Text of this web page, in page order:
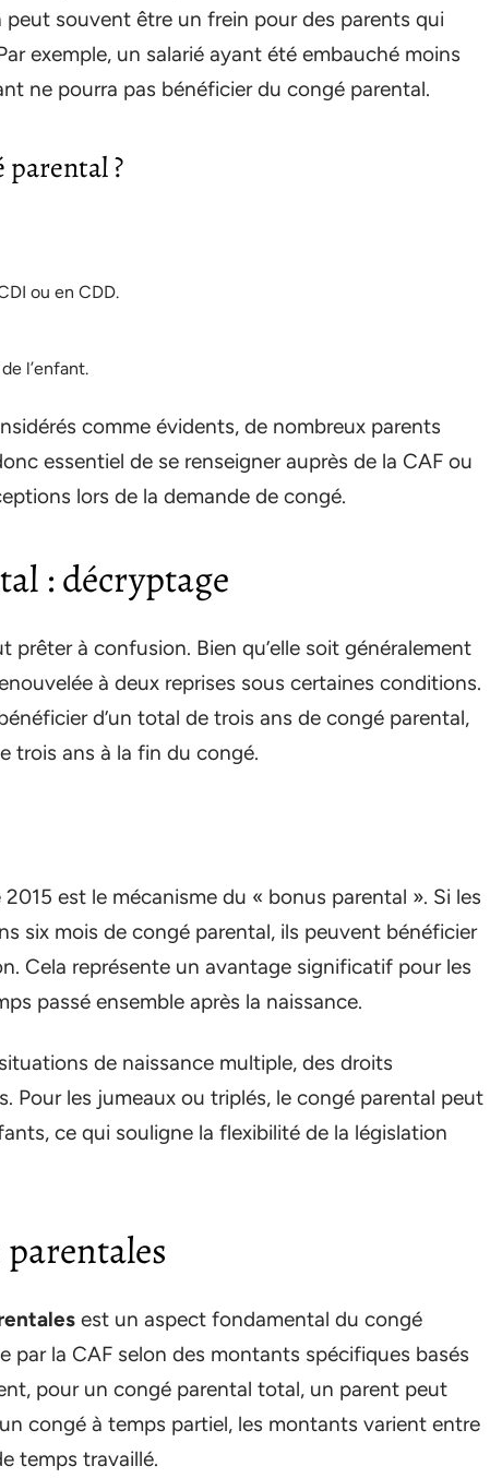
souvent être un frein pour des parents qui
exemple, un salarié ayant été embauché moins
ne pourra pas bénéficier du congé parental.
?
ou en CDD.
l’enfant.
comme évidents, de nombreux parents
essentiel de se renseigner auprès de la CAF ou
lors de la demande de congé.
: décryptage
prêter à confusion. Bien qu’elle soit généralement
à deux reprises sous certaines conditions.
d’un total de trois ans de congé parental,
trois ans à la fin du congé.
est le mécanisme du « bonus parental ». Si les
six mois de congé parental, ils peuvent bénéficier
Cela représente un avantage significatif pour les
passé ensemble après la naissance.
de naissance multiple, des droits
Pour les jumeaux ou triplés, le congé parental peut
ce qui souligne la flexibilité de la législation
est un aspect fondamental du congé
par la CAF selon des montants spécifiques basés
pour un congé parental total, un parent peut
congé à temps partiel, les montants varient entre
temps travaillé.